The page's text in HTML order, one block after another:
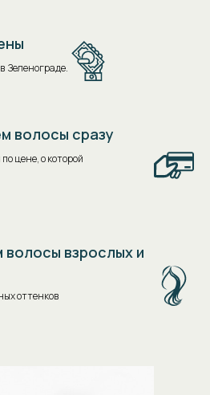
Зеленограде.
волосы сразу
цене, о которой
волосы взрослых и
оттенков